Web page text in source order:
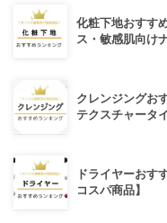
化粧下地おすす
ス・敏感肌向け
クレンジングお
テクスチャータ
ドライヤーおす
コスパ商品】